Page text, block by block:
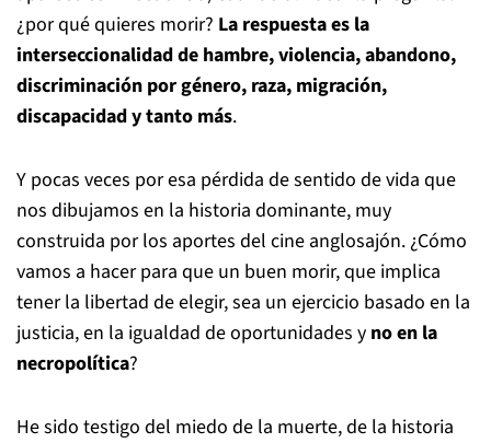
¿por qué quieres morir? La respuesta es la
interseccionalidad de hambre, violencia, abandono,
discriminación por género, raza, migración,
discapacidad y tanto más.
Y pocas veces por esa pérdida de sentido de vida que
nos dibujamos en la historia dominante, muy
construida por los aportes del cine anglosajón. ¿Cómo
vamos a hacer para que un buen morir, que implica
tener la libertad de elegir, sea un ejercicio basado en la
justicia, en la igualdad de oportunidades y no en la
necropolítica?
He sido testigo del miedo de la muerte, de la historia